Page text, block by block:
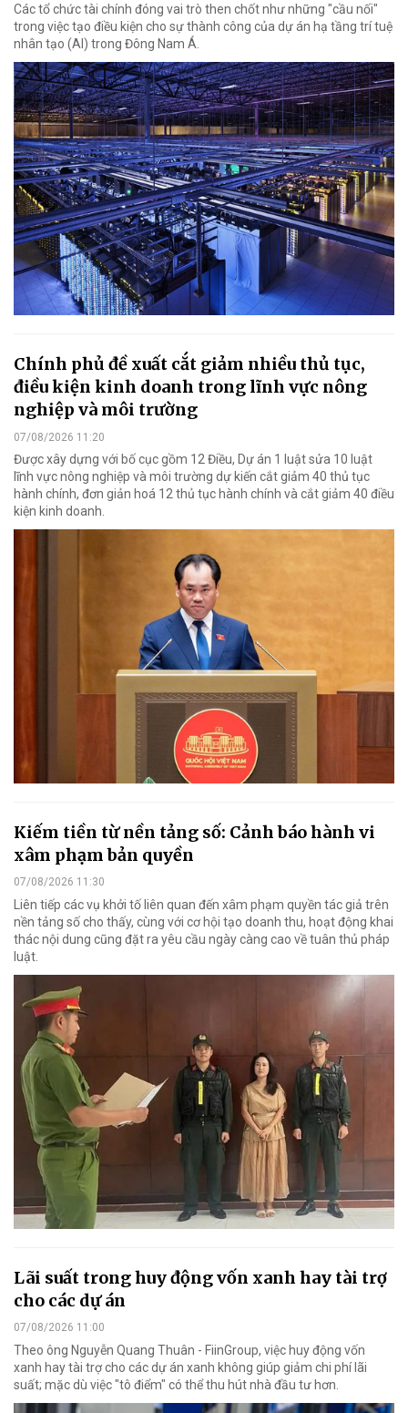
Các tổ chức tài chính đóng vai trò then chốt như những "cầu nối"
trong việc tạo điều kiện cho sự thành công của dự án hạ tầng trí tuệ
nhân tạo (AI) trong Đông Nam Á.
Chính phủ đề xuất cắt giảm nhiều thủ tục,
điều kiện kinh doanh trong lĩnh vực nông
nghiệp và môi trường
07/08/2026 11:20
Được xây dựng với bố cục gồm 12 Điều, Dự án 1 luật sửa 10 luật
lĩnh vực nông nghiệp và môi trường dự kiến cắt giảm 40 thủ tục
hành chính, đơn giản hoá 12 thủ tục hành chính và cắt giảm 40 điều
kiện kinh doanh.
Kiếm tiền từ nền tảng số: Cảnh báo hành vi
xâm phạm bản quyền
07/08/2026 11:30
Liên tiếp các vụ khởi tố liên quan đến xâm phạm quyền tác giả trên
nền tảng số cho thấy, cùng với cơ hội tạo doanh thu, hoạt động khai
thác nội dung cũng đặt ra yêu cầu ngày càng cao về tuân thủ pháp
luật.
Lãi suất trong huy động vốn xanh hay tài trợ
cho các dự án
07/08/2026 11:00
Theo ông Nguyễn Quang Thuân - FiinGroup, việc huy động vốn
xanh hay tài trợ cho các dự án xanh không giúp giảm chi phí lãi
suất; mặc dù việc "tô điểm" có thể thu hút nhà đầu tư hơn.